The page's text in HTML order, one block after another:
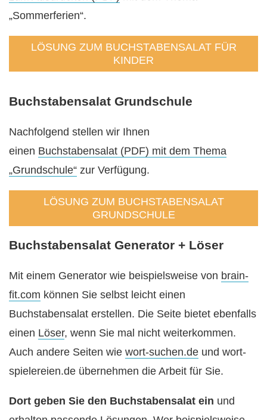
„Sommerferien“.
LÖSUNG ZUM BUCHSTABENSALAT FÜR
KINDER
Buchstabensalat Grundschule
Nachfolgend stellen wir Ihnen
einen Buchstabensalat (PDF) mit dem Thema
„Grundschule“ zur Verfügung.
LÖSUNG ZUM BUCHSTABENSALAT
GRUNDSCHULE
Buchstabensalat Generator + Löser
Mit einem Generator wie beispielsweise von brain-
fit.com können Sie selbst leicht einen
Buchstabensalat erstellen. Die Seite bietet ebenfalls
einen Löser, wenn Sie mal nicht weiterkommen.
Auch andere Seiten wie wort-suchen.de und wort-
spielereien.de übernehmen die Arbeit für Sie.
Dort geben Sie den Buchstabensalat ein und